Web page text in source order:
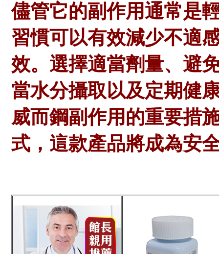
儘管它的副作用通常是
習慣可以有效減少不適
效。選擇適當劑量、避
當水分攝取以及定期健
威而鋼副作用的重要措
式，這款產品將成為安